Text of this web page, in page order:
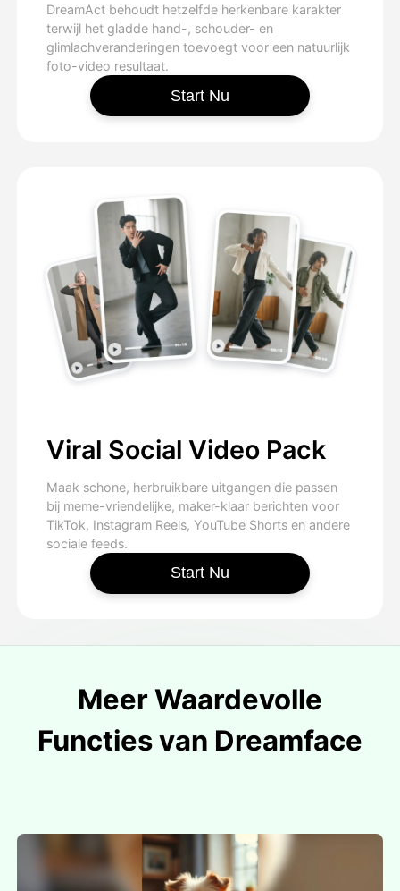
DreamAct behoudt hetzelfde herkenbare karakter
terwijl het gladde hand-, schouder- en
glimlachveranderingen toevoegt voor een natuurlijk
foto-video resultaat.
Start Nu
Viral Social Video Pack
Maak schone, herbruikbare uitgangen die passen
bij meme-vriendelijke, maker-klaar berichten voor
TikTok, Instagram Reels, YouTube Shorts en andere
sociale feeds.
Start Nu
Meer Waardevolle
Functies van Dreamface